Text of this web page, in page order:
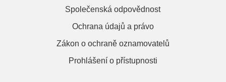
Společenská odpovědnost
Ochrana údajů a právo
Zákon o ochraně oznamovatelů
Prohlášení o přístupnosti